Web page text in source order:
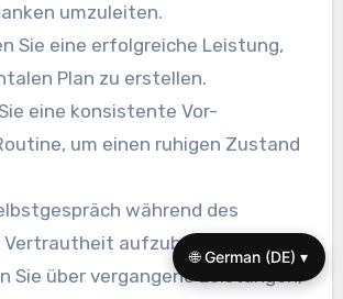
umzuleiten.
Sie eine erfolgreiche Leistung,
Plan zu erstellen.
eine konsistente Vor-
um einen ruhigen Zustand
während des
Vertrautheit aufzubauen.
Sie über vergangene Leistungen,
🌐 German (DE) ▾